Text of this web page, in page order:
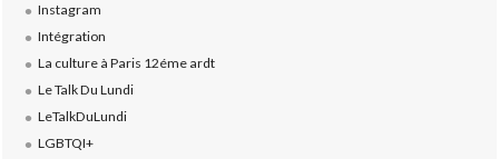
Instagram
Intégration
La culture à Paris 12éme ardt
Le Talk Du Lundi
LeTalkDuLundi
LGBTQI+